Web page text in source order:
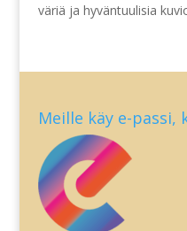
väriä ja hyväntuulisia
Meille käy e-passi,